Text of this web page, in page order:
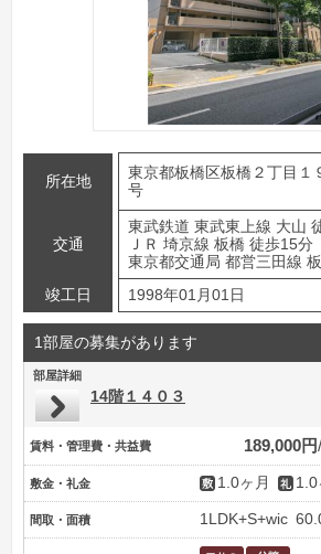
所在地
東京都板橋区板橋２丁目１
号
交通
東武鉄道 東武東上線 大山
ＪＲ 埼京線 板橋 徒歩15分
東京都交通局 都営三田線
竣工日
1998年01月01日
1部屋の募集があります
部屋詳細
14階１４０３
賃料・管理費・共益費 189,000円
敷金・礼金 1.0ヶ月 1.0
間取・面積 1LDK+S+wic